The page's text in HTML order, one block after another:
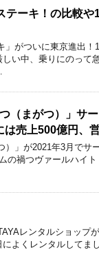
テーキ！の比較や
いに東京進出！1
い中、乗りにのって
（まがつ）」サ
売上500億円、
」が2021年3月
の禍つヴァールハイ
レンタルショップ
よくレンタルしてま